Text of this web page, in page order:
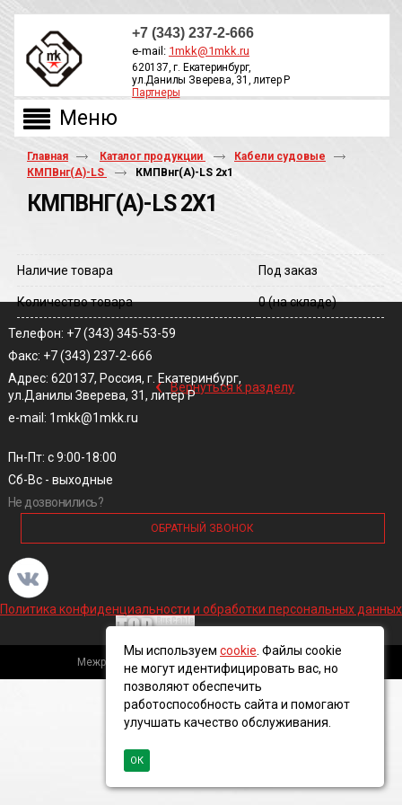
+7 (343) 237-2-666
e-mail: 1mkk@1mkk.ru
620137, г. Екатеринбург,
ул.Данилы Зверева, 31, литер Р
Партнеры
Главная Каталог продукции
Кабели судовые
КМПВнг(А)-LS
КМПВнг(A)-LS 2х1
КМПВНГ(A)-LS 2Х1
Наличие товара Под заказ
Количество товара 0(на складе)
‹ Вернуться к разделу
Телефон: +7 (343) 345-53-59
Факс: +7 (343) 237-2-666
Адрес: 620137, Россия, г. Екатеринбург,
ул.Данилы Зверева, 31, литер Р
e-mail: 1mkk@1mkk.ru
Пн-Пт: с 9:00-18:00
Сб-Вс - выходные
Не дозвонились?
ОБРАТНЫЙ ЗВОНОК
Политика конфиденциальности и обработки персональных данных
Межрегиональная кабельная компания, 2016 ©
Мы используем cookie . Файлы cookie
не могут идентифицировать вас, но
позволяют обеспечить
работоспособность сайта и помогают
улучшать качество обслуживания.
ОК